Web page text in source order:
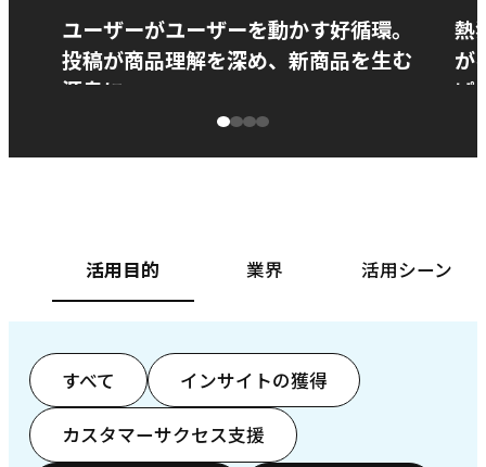
ユーザーがユーザーを動かす好循環。
投稿が商品理解を深め、新商品を生む
源泉に
熱
が
ぱ
活用目的 業界 活用シーン
すべて インサイトの獲得
カスタマーサクセス支援